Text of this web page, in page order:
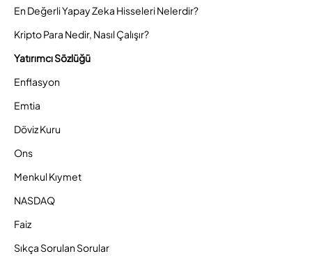
En Değerli Yapay Zeka Hisseleri Nelerdir?
Kripto Para Nedir, Nasıl Çalışır?
Yatırımcı Sözlüğü
Enflasyon
Emtia
Döviz Kuru
Ons
Menkul Kıymet
NASDAQ
Faiz
Sıkça Sorulan Sorular